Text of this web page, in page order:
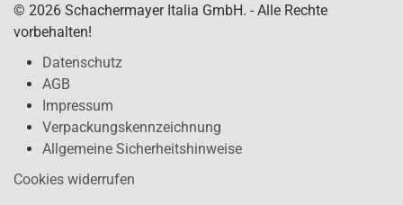
© 2026 Schachermayer Italia GmbH. - Alle Rechte
vorbehalten!
Datenschutz
AGB
Impressum
Verpackungskennzeichnung
Allgemeine Sicherheitshinweise
Cookies widerrufen